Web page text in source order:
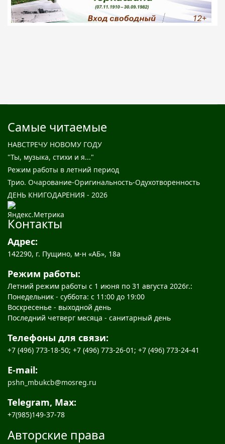
Самые читаемые
НАВСТРЕЧУ НОВОМУ ГОДУ
"Ты, музыка, стихи и я..."
Режим работы в летний период
Трио. Очарование-Оригинальность-Одухотворенность
ДЕНЬ КНИГОДАРЕНИЯ - 2026
Контакты
Адрес:
142290, г. Пущино, м-н «АБ», 18а
Режим работы:
Летний режим работы с 1 июня по 31 августа 2026г.:
Понедельник - суббота: с 11:00 до 19:00
Воскресенье - выходной день
Последний четверг месяца - санитарный день
Телефоны для связи:
+7 (496) 773-18-50; +7 (496) 773-26-01; +7 (496) 773-24-41
E-mail:
pshn_mbukcb@mosreg.ru
Telegram, Max:
+7(985)149-37-78
Авторские права